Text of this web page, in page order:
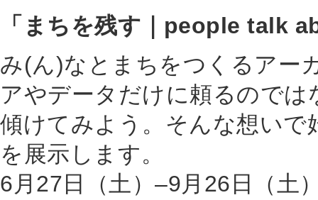
「まちを残す｜people talk
み(ん)なとまちをつくるアー
アやデータだけに頼るので
傾けてみよう。そんな想い
を展示します。
6月27日（土）–9月26日（土